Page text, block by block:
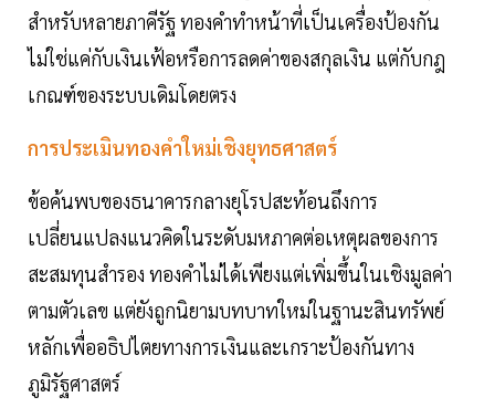
สำหรับหลายภาคีรัฐ ทองคำทำหน้าที่เป็นเครื่องป้องกัน
ไม่ใช่แค่กับเงินเฟ้อหรือการลดค่าของสกุลเงิน แต่กับกฎ
เกณฑ์ของระบบเดิมโดยตรง
การประเมินทองคำใหม่เชิงยุทธศาสตร์
ข้อค้นพบของธนาคารกลางยุโรปสะท้อนถึงการ
เปลี่ยนแปลงแนวคิดในระดับมหภาคต่อเหตุผลของการ
สะสมทุนสำรอง ทองคำไม่ได้เพียงแต่เพิ่มขึ้นในเชิงมูลค่า
ตามตัวเลข แต่ยังถูกนิยามบทบาทใหม่ในฐานะสินทรัพย์
หลักเพื่ออธิปไตยทางการเงินและเกราะป้องกันทาง
ภูมิรัฐศาสตร์